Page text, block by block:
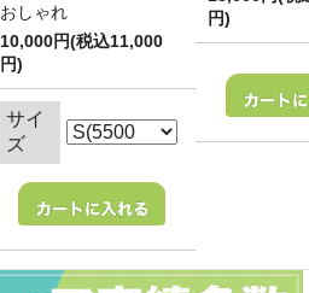
おしゃれ
10,000円(税込11,000
円)
サイ
ズ
円)